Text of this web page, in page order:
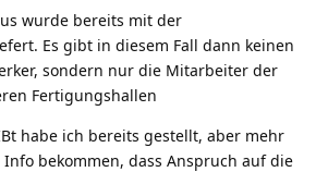
wurde bereits mit der
Es gibt in diesem Fall dann keinen
sondern nur die Mitarbeiter der
Fertigungshallen
habe ich bereits gestellt, aber mehr
bekommen, dass Anspruch auf die